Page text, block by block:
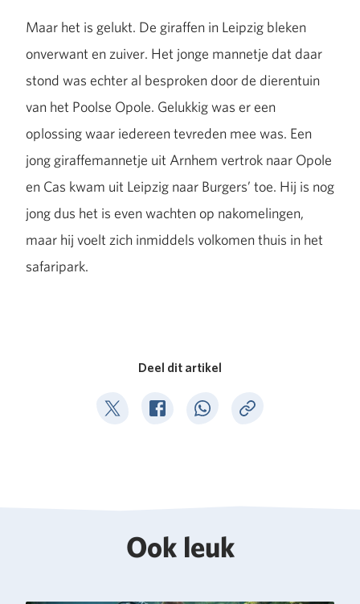
Maar het is gelukt. De giraffen in Leipzig bleken
onverwant en zuiver. Het jonge mannetje dat daar
stond was echter al besproken door de dierentuin
van het Poolse Opole. Gelukkig was er een
oplossing waar iedereen tevreden mee was. Een
jong giraffemannetje uit Arnhem vertrok naar Opole
en Cas kwam uit Leipzig naar Burgers’ toe. Hij is nog
jong dus het is even wachten op nakomelingen,
maar hij voelt zich inmiddels volkomen thuis in het
safaripark.
Deel dit artikel
Deel op TwitterDeel op Facebook
Deel op WhatsApp
Kopieer link
Ook leuk